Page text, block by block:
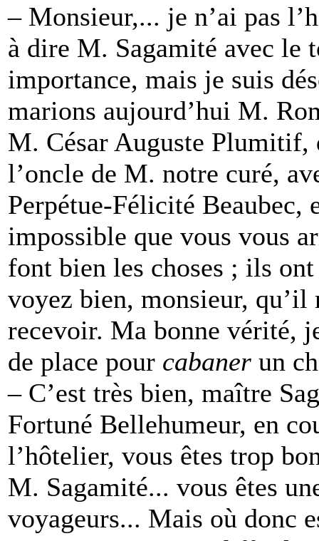
– Monsieur,... je n’ai pas
à dire M. Sagamité avec le
importance, mais je suis
marions aujourd’hui M.
M. César Auguste Plumitif,
l’oncle de M. notre curé,
Perpétue-Félicité Beaubec,
impossible que vous vous
font bien les choses ; ils
voyez bien, monsieur, qu’il
recevoir. Ma bonne vérité,
de place pour cabaner un
– C’est très bien, maître
Fortuné Bellehumeur, en
l’hôtelier, vous êtes trop
M. Sagamité... vous êtes
voyageurs... Mais où donc